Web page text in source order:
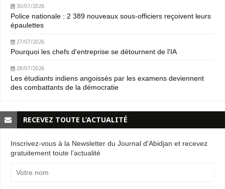
30/07/2026
Police nationale : 2 389 nouveaux sous-officiers reçoivent leurs
épaulettes
27/07/2026
Pourquoi les chefs d'entreprise se détournent de l'IA
28/07/2026
Les étudiants indiens angoissés par les examens deviennent
des combattants de la démocratie
RECEVEZ TOUTE L’ACTUALITÉ
Inscrivez-vous à la Newsletter du Journal d'Abidjan et recevez
gratuitement toute l’actualité